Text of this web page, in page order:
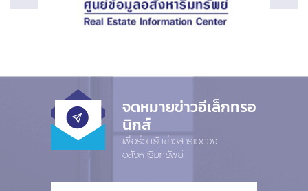
จดหมายข่าวอีเล็กทรอ
นิกส์
เพื่อร่วมรับข่าวสารแวดวง
อสังหาริมทรัพย์